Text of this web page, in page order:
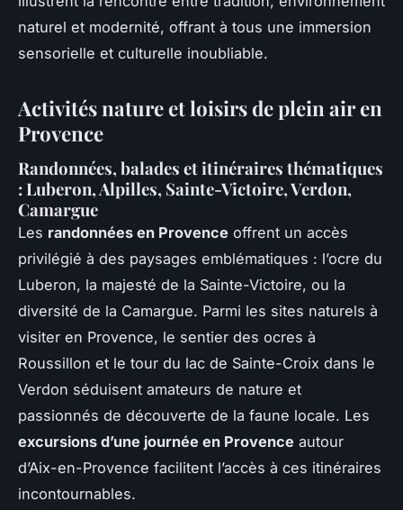
naturel et modernité, offrant à tous une immersion
sensorielle et culturelle inoubliable.
Activités nature et loisirs de plein air en
Provence
Randonnées, balades et itinéraires thématiques
: Luberon, Alpilles, Sainte-Victoire, Verdon,
Camargue
Les randonnées en Provence offrent un accès
privilégié à des paysages emblématiques : l’ocre du
Luberon, la majesté de la Sainte-Victoire, ou la
diversité de la Camargue. Parmi les sites naturels à
visiter en Provence, le sentier des ocres à
Roussillon et le tour du lac de Sainte-Croix dans le
Verdon séduisent amateurs de nature et
passionnés de découverte de la faune locale. Les
excursions d’une journée en Provence autour
d’Aix-en-Provence facilitent l’accès à ces itinéraires
incontournables.